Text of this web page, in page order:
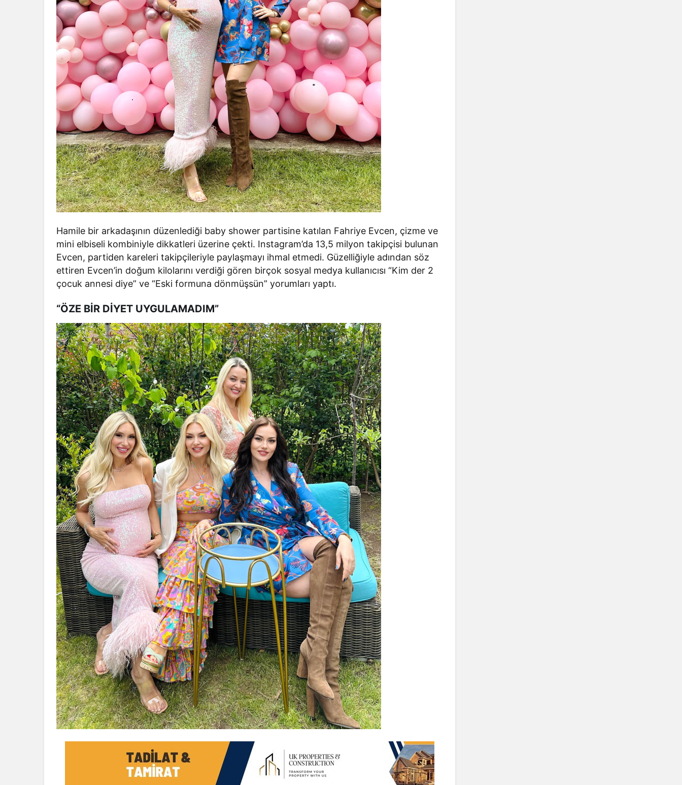
Hamile bir arkadaşının düzenlediği baby shower partisine katılan Fahriye Evcen, çizme ve
mini elbiseli kombiniyle dikkatleri üzerine çekti. Instagram’da 13,5 milyon takipçisi bulunan
Evcen, partiden kareleri takipçileriyle paylaşmayı ihmal etmedi. Güzelliğiyle adından söz
ettiren Evcen’in doğum kilolarını verdiği gören birçok sosyal medya kullanıcısı “Kim der 2
çocuk annesi diye” ve “Eski formuna dönmüşsün” yorumları yaptı.
“ÖZE BİR DİYET UYGULAMADIM”